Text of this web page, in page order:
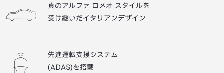
真のアルファ ロメオ スタイルを
受け継いだイタリアンデザイン
先進運転支援システム
(ADAS)を搭載